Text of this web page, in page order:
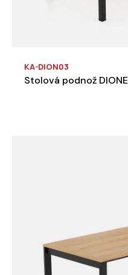
KA-DION03
Stolová podnož DIONE